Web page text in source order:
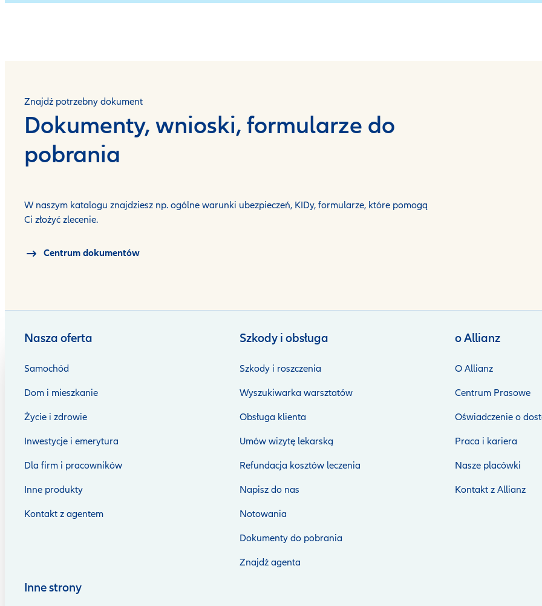
Znajdź potrzebny dokument
Dokumenty, wnioski, formularze do
pobrania
W naszym katalogu znajdziesz np. ogólne warunki ubezpieczeń, KIDy, formularze, które pomogą
Ci złożyć zlecenie.
Centrum dokumentów
Nasza oferta
Samochód
Dom i mieszkanie
Życie i zdrowie
Inwestycje i emerytura
Dla firm i pracowników
Inne produkty
Kontakt z agentem
Szkody i obsługa
Szkody i roszczenia
Wyszukiwarka warsztatów
Obsługa klienta
Umów wizytę lekarską
Refundacja kosztów leczenia
Napisz do nas
Notowania
Dokumenty do pobrania
Znajdź agenta
o Allianz
O Allianz
Centrum Prasowe
Oświadczenie o
Praca i kariera
Nasze placówki
Kontakt z Allianz
Inne strony